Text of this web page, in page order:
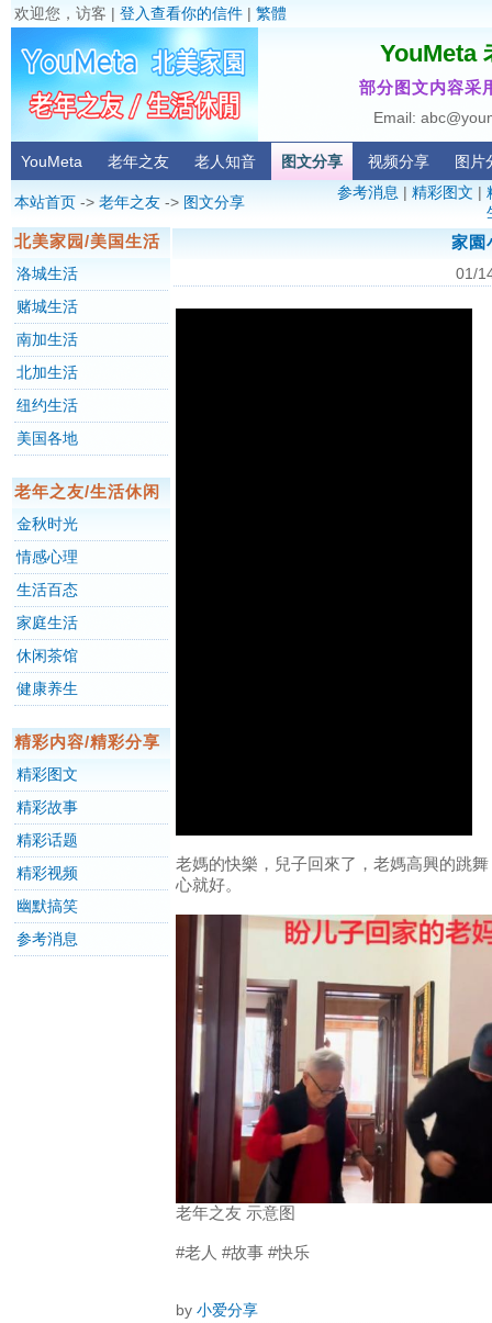
欢迎您，访客 | 登入查看你的信件 | 繁體
YouMeta
部分图文内容采
Email:
YouMeta 老年之友 老人知音 图文分享 视频分享 图片
本站首页 -> 老年之友 -> 图文分享
参考消息 | 精彩图文 |
北美家园/美国生活
洛城生活
赌城生活
南加生活
北加生活
纽约生活
美国各地
老年之友/生活休闲
金秋时光
情感心理
生活百态
家庭生活
休闲茶馆
健康养生
精彩内容/精彩分享
精彩图文
精彩故事
精彩话题
精彩视频
幽默搞笑
参考消息
家園
01/
老媽的快樂，兒子回來了，老媽高興的跳
心就好。
老年之友 示意图
#老人 #故事 #快乐
by 小爱分享